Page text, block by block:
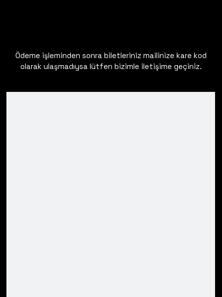
Ödeme işleminden sonra biletleriniz mailinize kare kod
olarak ulaşmadıysa lütfen bizimle iletişime geçiniz.